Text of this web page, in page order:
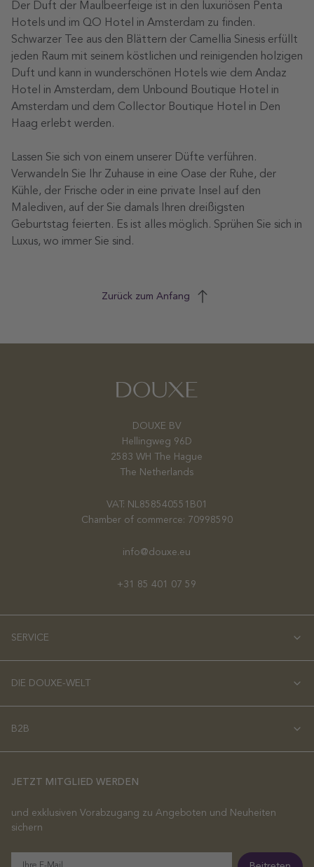
Der Duft der Maulbeerfeige ist in den luxuriösen Penta
Hotels und im QO Hotel in Amsterdam zu finden.
Schwarzer Tee aus den Blättern der Camellia Sinesis erfüllt
jeden Raum mit seinem köstlichen und reinigenden holzigen
Duft und kann in wunderschönen Hotels wie dem Andaz
Hotel in Amsterdam, dem Unbound Boutique Hotel in
Amsterdam und dem Collector Boutique Hotel in Den
Haag erlebt werden.
Lassen Sie sich von einem unserer Düfte verführen.
Verwandeln Sie Ihr Zuhause in eine Oase der Ruhe, der
Kühle, der Frische oder in eine private Insel auf den
Malediven, auf der Sie damals Ihren dreißigsten
Geburtstag feierten. Es ist alles möglich. Sprühen Sie sich in
Luxus, wo immer Sie sind.
Zurück zum Anfang
DOUXE BV
Hellingweg 96D
2583 WH The Hague
The Netherlands
VAT: NL858540551B01
Chamber of commerce: 70998590
info@douxe.eu
+31 85 401 07 59
SERVICE
DIE DOUXE-WELT
B2B
JETZT MITGLIED WERDEN
und exklusiven Vorabzugang zu Angeboten und Neuheiten
sichern